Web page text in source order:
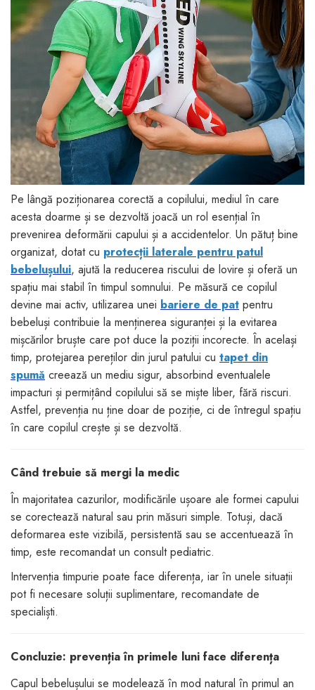
Pe lângă poziționarea corectă a copilului, mediul în care
acesta doarme și se dezvoltă joacă un rol esențial în
prevenirea deformării capului și a accidentelor. Un pătuț bine
organizat, dotat cu protecții laterale pentru patul
bebelușului, ajută la reducerea riscului de lovire și oferă un
spațiu mai stabil în timpul somnului. Pe măsură ce copilul
devine mai activ, utilizarea unei bariere de pat pentru
bebeluși contribuie la menținerea siguranței și la evitarea
mișcărilor bruște care pot duce la poziții incorecte. În același
timp, protejarea pereților din jurul patului cu tapet din
spumă creează un mediu sigur, absorbind eventualele
impacturi și permițând copilului să se miște liber, fără riscuri.
Astfel, prevenția nu ține doar de poziție, ci de întregul spațiu
în care copilul crește și se dezvoltă.
Când trebuie să mergi la medic
În majoritatea cazurilor, modificările ușoare ale formei capului
se corectează natural sau prin măsuri simple. Totuși, dacă
deformarea este vizibilă, persistentă sau se accentuează în
timp, este recomandat un consult pediatric.
Intervenția timpurie poate face diferența, iar în unele situații
pot fi necesare soluții suplimentare, recomandate de
specialiști.
Concluzie: prevenția în primele luni face diferența
Capul bebelușului se modelează în mod natural în primul an